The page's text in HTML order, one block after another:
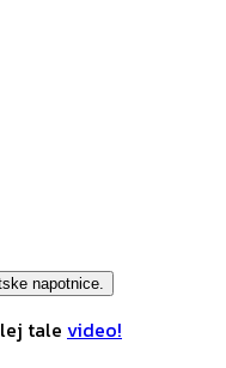
napotnice.
tale video!